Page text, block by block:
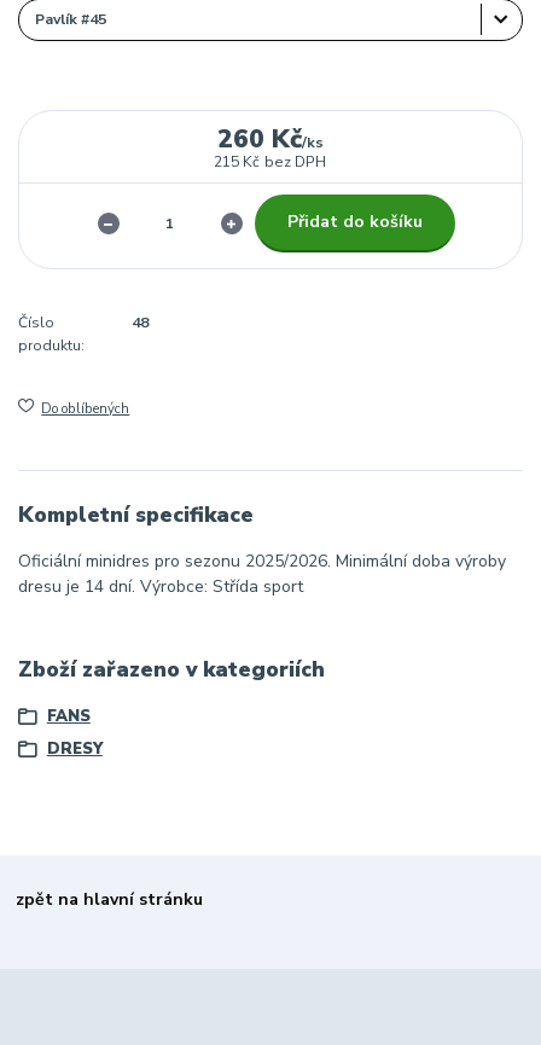
260 Kč/ks
215 Kč bez DPH
Přidat do košíku
Číslo
produktu:
48
Do oblíbených
Kompletní specifikace
Oficiální minidres pro sezonu 2025/2026. Minimální doba výroby
dresu je 14 dní. Výrobce: Střída sport
Zboží zařazeno v kategoriích
FANS
DRESY
zpět na hlavní stránku